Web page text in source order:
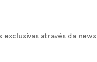
exclusivas através da